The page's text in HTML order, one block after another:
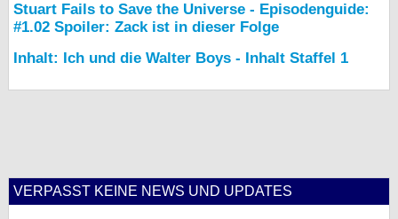
Stuart Fails to Save the Universe - Episodenguide:
#1.02 Spoiler: Zack ist in dieser Folge
Inhalt: Ich und die Walter Boys - Inhalt Staffel 1
VERPASST KEINE NEWS UND UPDATES